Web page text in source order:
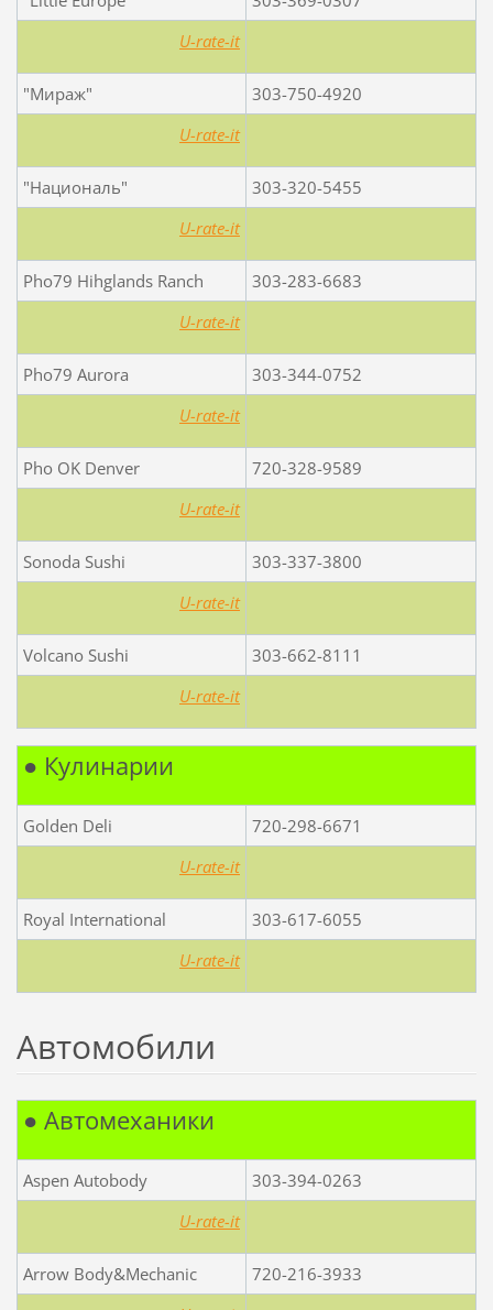
U-rate-it
"Мираж"
303-750-4920
U-rate-it
"Националь"
303-320-5455
U-rate-it
Pho79 Hihglands Ranch
303-283-6683
U-rate-it
Pho79 Aurora
303-344-0752
U-rate-it
Pho OK Denver
720-328-9589
U-rate-it
Sonoda Sushi
303-337-3800
U-rate-it
Volcano Sushi
303-662-8111
U-rate-it
● Кулинарии
Golden Deli
720-298-6671
U-rate-it
Royal International
303-617-6055
U-rate-it
Автомобили
● Автомеxаники
Aspen Autobody
303-394-0263
U-rate-it
Arrow Body&Mechanic
720-216-3933